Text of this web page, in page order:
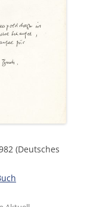
(Deutsches